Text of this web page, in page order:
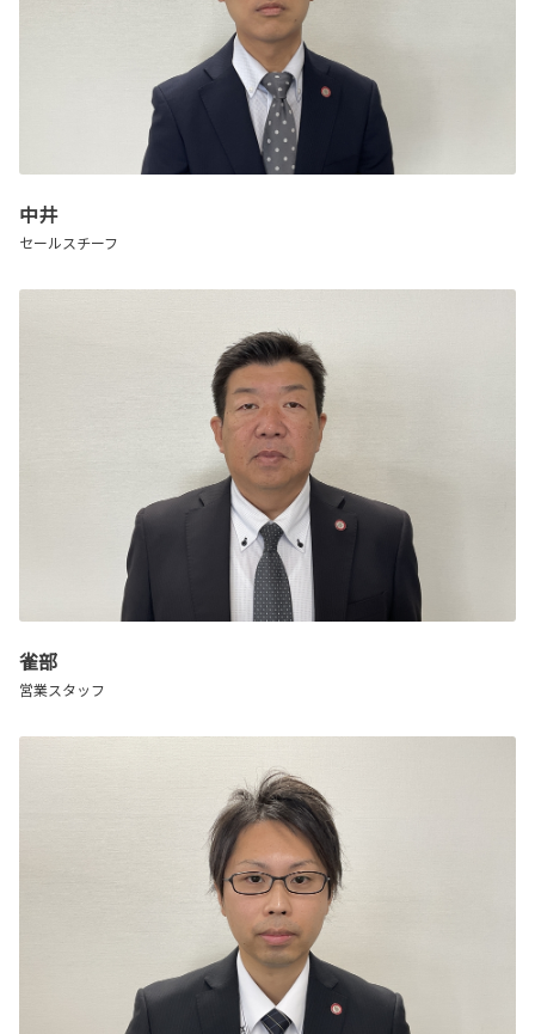
中井
セールスチーフ
雀部
営業スタッフ